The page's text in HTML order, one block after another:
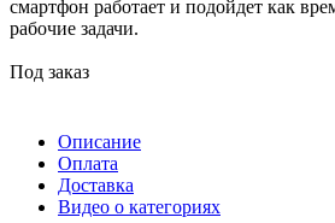
смартфон работает и подойдет как
рабочие задачи.
Под заказ
Описание
Оплата
Доставка
Видео о категориях